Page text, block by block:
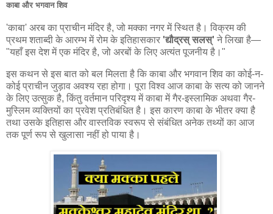
काबा और भगवान शिव
'काबा' अरब का प्राचीन मंदिर है, जो मक्का नगर में स्थित है। विक्रम की
प्रथम शताब्दी के आरम्भ में रोम के इतिहासकार 'द्यौद्रस् सलस्' ने लिखा है—
"यहाँ इस देश में एक मंदिर है, जो अरबों के लिए अत्यंत पूजनीय है।"
इस कथन से इस बात को बल मिलता है कि काबा और भगवान शिव का कोई-न-
कोई प्राचीन जुड़ाव अवश्य रहा होगा। पूरा विश्व आज काबा के सत्य को जानने
के लिए उत्सुक है, किंतु वर्तमान परिदृश्य में काबा में गैर-इस्लामिक अथवा गैर-
मुस्लिम व्यक्तियों का प्रवेश प्रतिबंधित है। इस कारण काबा के भीतर क्या है
तथा उसके इतिहास और वास्तविक स्वरूप से संबंधित अनेक तथ्यों का आज
तक पूर्ण रूप से खुलासा नहीं हो पाया है।